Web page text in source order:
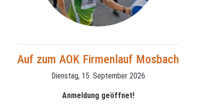
Auf zum AOK Firmenlauf Mosbach
Dienstag, 15. September 2026
Anmeldung geöffnet!